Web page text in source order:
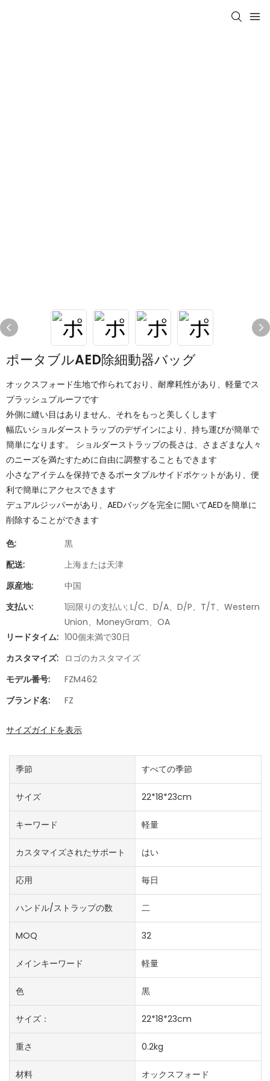
ポータブルAED除細動器バッグ
オックスフォード生地で作られており、耐摩耗性があり、軽量でス
プラッシュプルーフです
外側に縫い目はありません、それをもっと美しくします
幅広いショルダーストラップのデザインにより、持ち運びが簡単で
簡単になります。 ショルダーストラップの長さは、さまざまな人々
のニーズを満たすために自由に調整することもできます
小さなアイテムを保持できるポータブルサイドポケットがあり、便
利で簡単にアクセスできます
デュアルジッパーがあり、AEDバッグを完全に開いてAEDを簡単に
削除することができます
色:
黒
配送:
上海または天津
原産地:
中国
支払い:
1回限りの支払い; L/C、D/A、D/P、T/T、Western
Union、MoneyGram、OA
リードタイム: 100個未満で30日
カスタマイズ: ロゴのカスタマイズ
モデル番号:
FZM462
ブランド名:
FZ
サイズガイドを表示
季節 すべての季節
サイズ 22*18*23cm
キーワード 軽量
カスタマイズされたサポート はい
応用 毎日
ハンドル/ストラップの数 二
MOQ 32
メインキーワード 軽量
色 黒
サイズ： 22*18*23cm
重さ 0.2kg
材料 オックスフォード